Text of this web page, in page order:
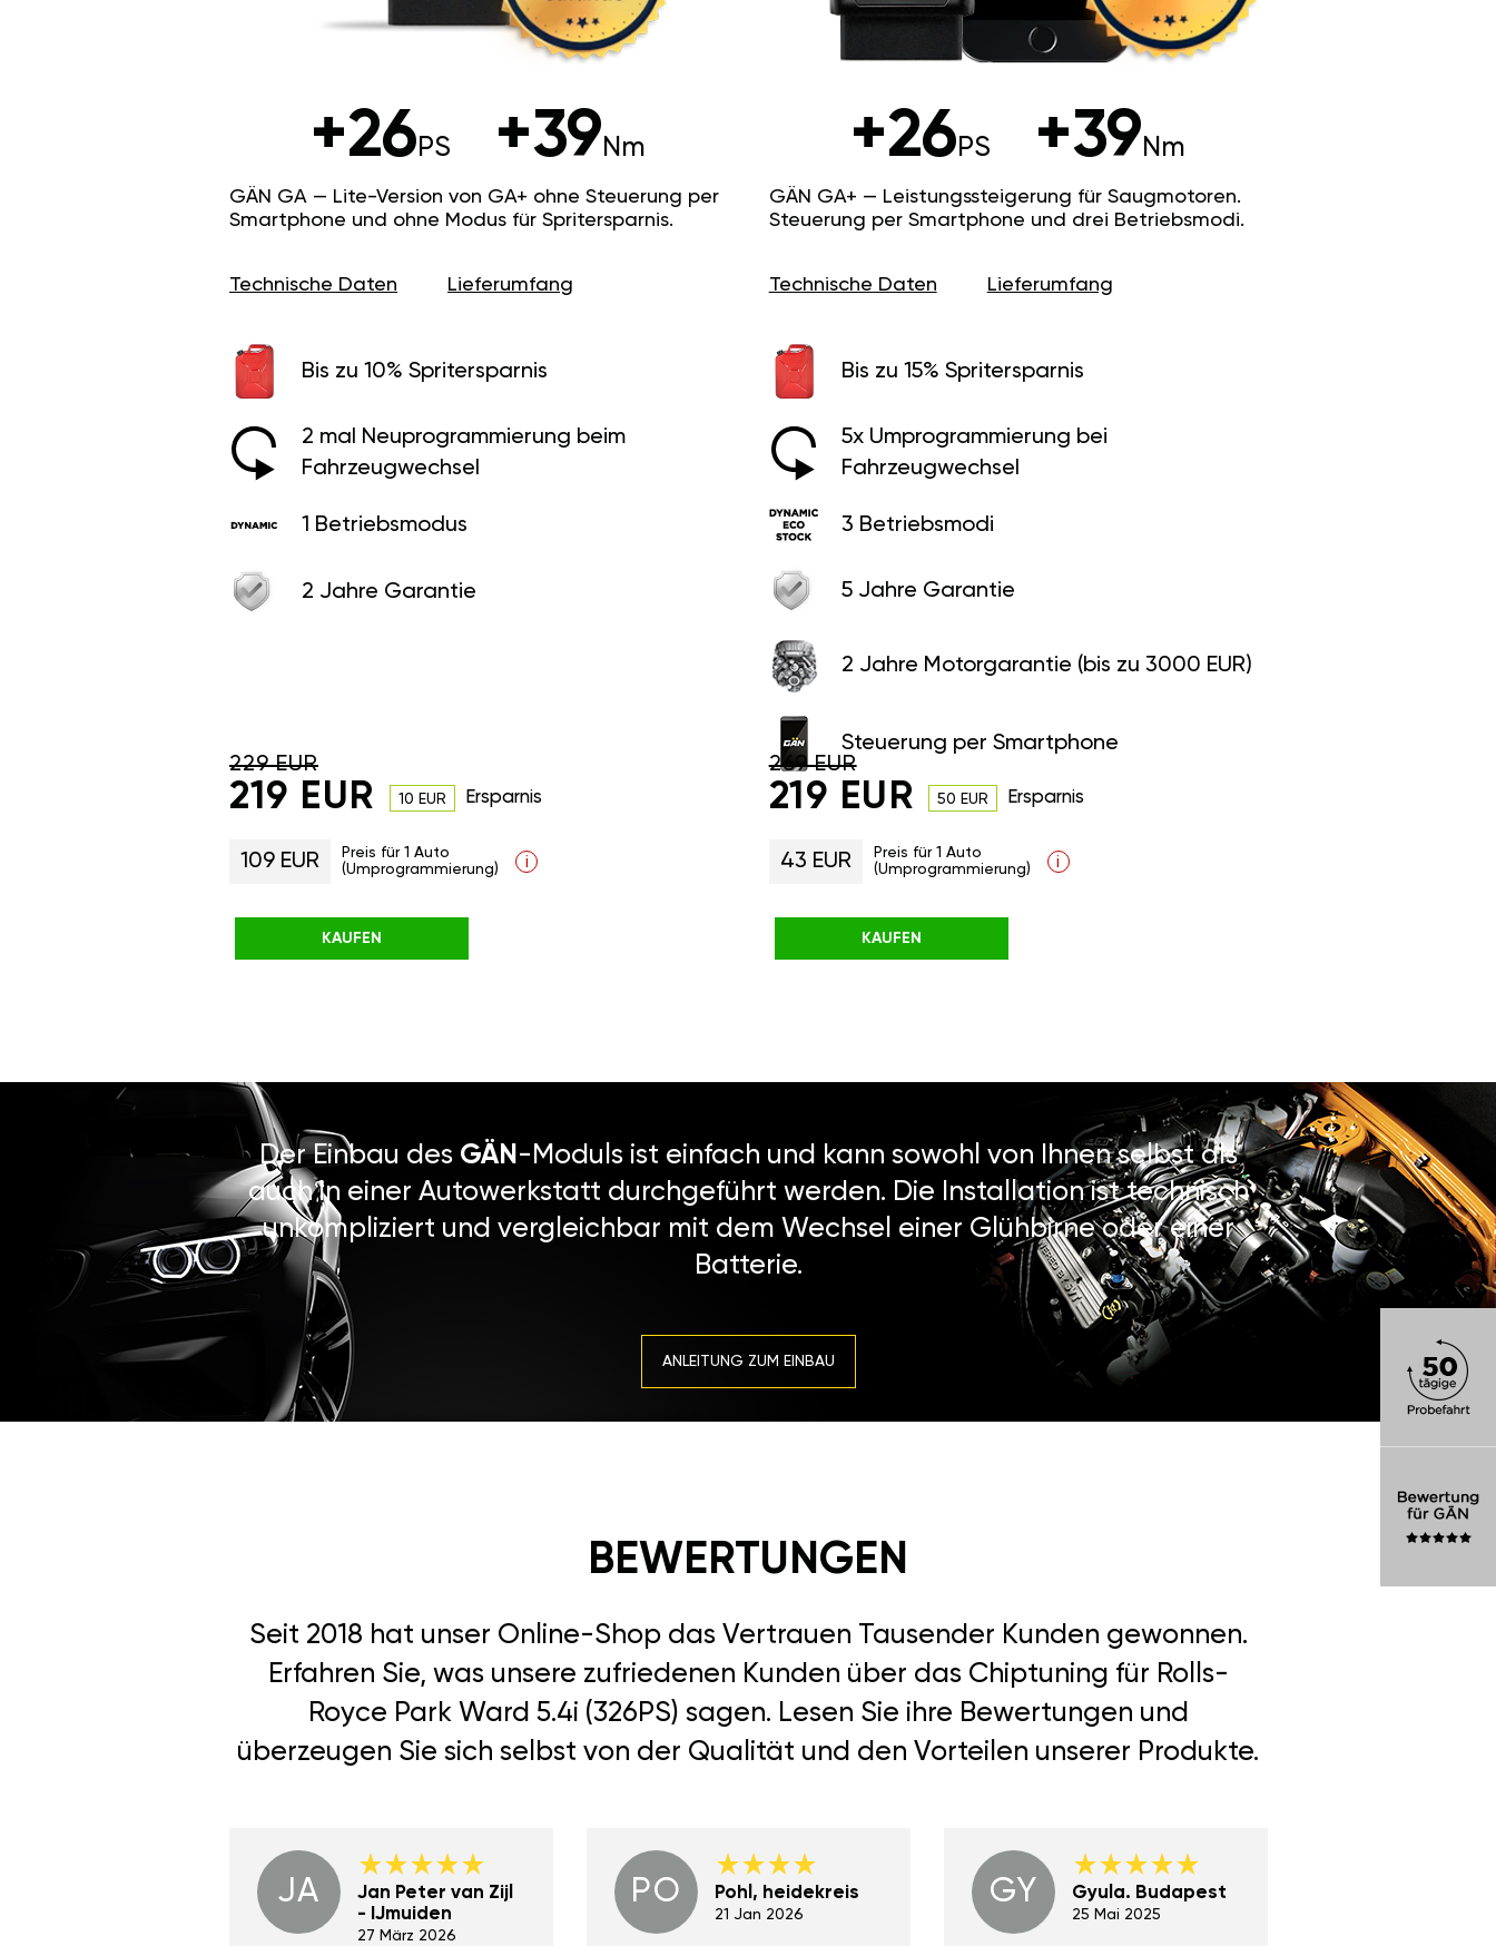
+26PS +39Nm
GÄN GA+ — Leistungssteigerung für Saugmotoren.
Steuerung per Smartphone und drei Betriebsmodi.
Technische Daten Lieferumfang
Bis zu 15% Spritersparnis
5x Umprogrammierung bei
Fahrzeugwechsel
3 Betriebsmodi
5 Jahre Garantie
2 Jahre Motorgarantie (bis zu 3000 EUR)
Steuerung per Smartphone
269 EUR
219 EUR 50 EUR Ersparnis
43 EUR
Preis für 1 Auto
(Umprogrammierung)
i
KAUFEN
+26PS +39Nm
GÄN GA — Lite-Version von GA+ ohne Steuerung per
Smartphone und ohne Modus für Spritersparnis.
Technische Daten Lieferumfang
Bis zu 10% Spritersparnis
2 mal Neuprogrammierung beim
Fahrzeugwechsel
1 Betriebsmodus
2 Jahre Garantie
229 EUR
219 EUR 10 EUR Ersparnis
109 EUR
Preis für 1 Auto
(Umprogrammierung)
i
KAUFEN
Der Einbau des GÄN-Moduls ist einfach und kann sowohl von Ihnen selbst als
auch in einer Autowerkstatt durchgeführt werden. Die Installation ist technisch
unkompliziert und vergleichbar mit dem Wechsel einer Glühbirne oder einer
Batterie.
ANLEITUNG ZUM EINBAU
BEWERTUNGEN
Seit 2018 hat unser Online-Shop das Vertrauen Tausender Kunden gewonnen.
Erfahren Sie, was unsere zufriedenen Kunden über das Chiptuning für Rolls-
Royce Park Ward 5.4i (326PS) sagen. Lesen Sie ihre Bewertungen und
überzeugen Sie sich selbst von der Qualität und den Vorteilen unserer Produkte.
JA
Jan Peter van Zijl
- IJmuiden
27 März 2026
PO Pohl, heidekreis
21 Jan 2026
GY Gyula. Budapest
25 Mai 2025